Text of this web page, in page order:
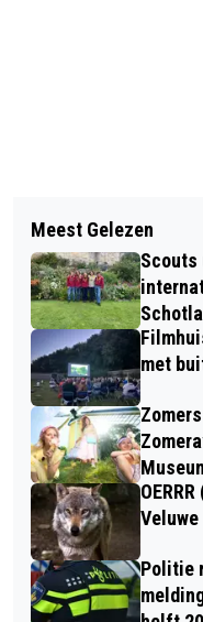
NIEUWE
VOOR SALSA
CAFÉ
VRIJDAG 14
Meest Gelezen
Scouts
met
Veluwe
Politie